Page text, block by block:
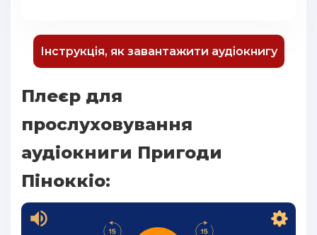
Інструкція, як завантажити аудіокнигу
Плеєр для
прослуховування
аудіокниги Пригоди
Пiноккiо: